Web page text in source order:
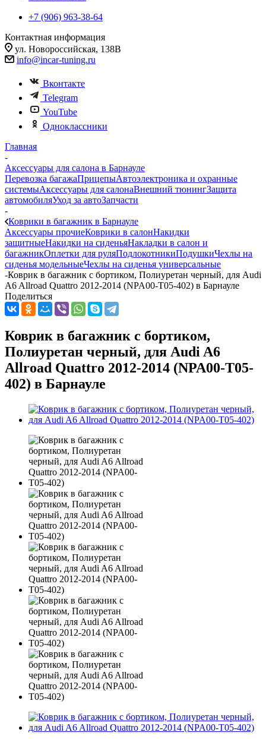
+7 (906) 963-38-64
Контактная информация
ул. Новороссийская, 138В
info@incar-tuning.ru
Вконтакте
Telegram
YouTube
Одноклассники
Главная
-
Аксессуары для салона в Барнауле
Перевозка багажаПрицепыАвтоэлектроника и охранные
системыАксессуары для салонаВнешний тюнингЗащита
автомобиляУход за автоЗапчасти
-
Коврики в багажник в Барнауле
Аксессуары прочиеКоврики в салонНакидки
защитныеНакидки на сиденьяНакладки в салон и
багажникОплетки для руляПодлокотникиПодушкиЧехлы на
сиденья модельныеЧехлы на сиденья универсальные
-Коврик в багажник с бортиком, Полиуретан черный, для Audi
A6 Allroad Quattro 2012-2014 (NPA00-T05-402) в Барнауле
Поделиться
Коврик в багажник с бортиком,
Полиуретан черный, для Audi A6
Allroad Quattro 2012-2014 (NPA00-T05-
402) в Барнауле